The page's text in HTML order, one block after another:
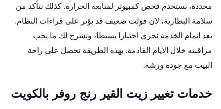
محددة، نستخدم فحص كمبيوتر لمتابعة الحرارة. كذلك نتأكد من
سلامة البطارية، لان فولت ضعيف قد يؤثر على قراءات النظام.
بعد اتمام الخدمة نجري اختبارا بسيطا، ونشرح لك ما يجب
مراقبته خلال الايام القادمة. بهذه الطريقة تحصل على راحة
البيت مع جودة ورشة.
خدمات تغيير زيت القير رنج روفر بالكويت